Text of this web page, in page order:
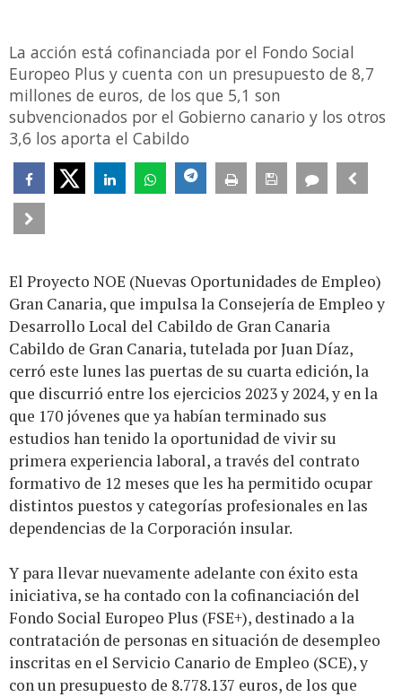
La acción está cofinanciada por el Fondo Social
Europeo Plus y cuenta con un presupuesto de 8,7
millones de euros, de los que 5,1 son
subvencionados por el Gobierno canario y los otros
3,6 los aporta el Cabildo
El Proyecto NOE (Nuevas Oportunidades de Empleo)
Gran Canaria, que impulsa la Consejería de Empleo y
Desarrollo Local del Cabildo de Gran Canaria
Cabildo de Gran Canaria, tutelada por Juan Díaz,
cerró este lunes las puertas de su cuarta edición, la
que discurrió entre los ejercicios 2023 y 2024, y en la
que 170 jóvenes que ya habían terminado sus
estudios han tenido la oportunidad de vivir su
primera experiencia laboral, a través del contrato
formativo de 12 meses que les ha permitido ocupar
distintos puestos y categorías profesionales en las
dependencias de la Corporación insular.
Y para llevar nuevamente adelante con éxito esta
iniciativa, se ha contado con la cofinanciación del
Fondo Social Europeo Plus (FSE+), destinado a la
contratación de personas en situación de desempleo
inscritas en el Servicio Canario de Empleo (SCE), y
con un presupuesto de 8.778.137 euros, de los que